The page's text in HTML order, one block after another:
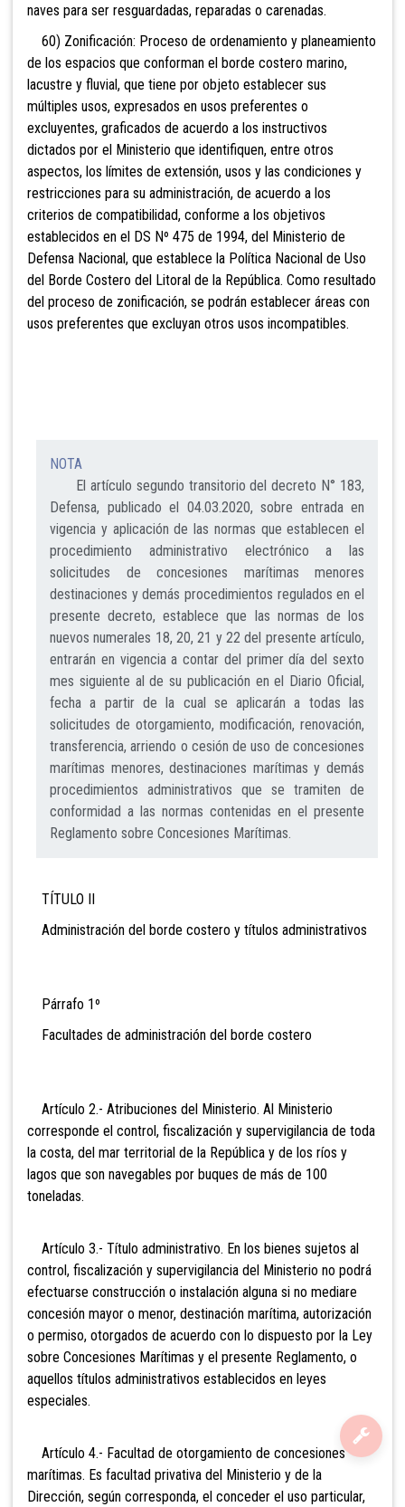
naves para ser resguardadas, reparadas o carenadas.
60) Zonificación: Proceso de ordenamiento y planeamiento
de los espacios que conforman el borde costero marino,
lacustre y fluvial, que tiene por objeto establecer sus
múltiples usos, expresados en usos preferentes o
excluyentes, graficados de acuerdo a los instructivos
dictados por el Ministerio que identifiquen, entre otros
aspectos, los límites de extensión, usos y las condiciones y
restricciones para su administración, de acuerdo a los
criterios de compatibilidad, conforme a los objetivos
establecidos en el DS Nº 475 de 1994, del Ministerio de
Defensa Nacional, que establece la Política Nacional de Uso
del Borde Costero del Litoral de la República. Como resultado
del proceso de zonificación, se podrán establecer áreas con
usos preferentes que excluyan otros usos incompatibles.
NOTA
El artículo segundo transitorio del decreto N° 183,
Defensa, publicado el 04.03.2020, sobre entrada en
vigencia y aplicación de las normas que establecen el
procedimiento administrativo electrónico a las
solicitudes de concesiones marítimas menores
destinaciones y demás procedimientos regulados en el
presente decreto, establece que las normas de los
nuevos numerales 18, 20, 21 y 22 del presente artículo,
entrarán en vigencia a contar del primer día del sexto
mes siguiente al de su publicación en el Diario Oficial,
fecha a partir de la cual se aplicarán a todas las
solicitudes de otorgamiento, modificación, renovación,
transferencia, arriendo o cesión de uso de concesiones
marítimas menores, destinaciones marítimas y demás
procedimientos administrativos que se tramiten de
conformidad a las normas contenidas en el presente
Reglamento sobre Concesiones Marítimas.
TÍTULO II
Administración del borde costero y títulos administrativos
Párrafo 1º
Facultades de administración del borde costero
Artículo 2.- Atribuciones del Ministerio. Al Ministerio
corresponde el control, fiscalización y supervigilancia de toda
la costa, del mar territorial de la República y de los ríos y
lagos que son navegables por buques de más de 100
toneladas.
Artículo 3.- Título administrativo. En los bienes sujetos al
control, fiscalización y supervigilancia del Ministerio no podrá
efectuarse construcción o instalación alguna si no mediare
concesión mayor o menor, destinación marítima, autorización
o permiso, otorgados de acuerdo con lo dispuesto por la Ley
sobre Concesiones Marítimas y el presente Reglamento, o
aquellos títulos administrativos establecidos en leyes
especiales.
Artículo 4.- Facultad de otorgamiento de concesiones
marítimas. Es facultad privativa del Ministerio y de la
Dirección, según corresponda, el conceder el uso particular,